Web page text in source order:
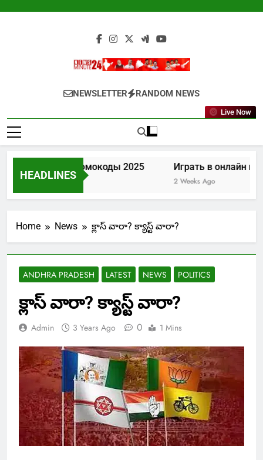
Newsminute24
Get All Updated Telugu News
NEWSLETTER RANDOM NEWS
Live Now
HEADLINES
Лев казино промокоды 2025
1 Week Ago
Играть в онлайн
2 Weeks Ago
Home News క్లాస్‌ వారా? క్యాస్ట్‌ వారా?
ANDHRA PRADESH LATEST NEWS POLITICS
క్లాస్‌ వారా? క్యాస్ట్‌ వారా?
Admin 3 Years Ago 0 1 Mins